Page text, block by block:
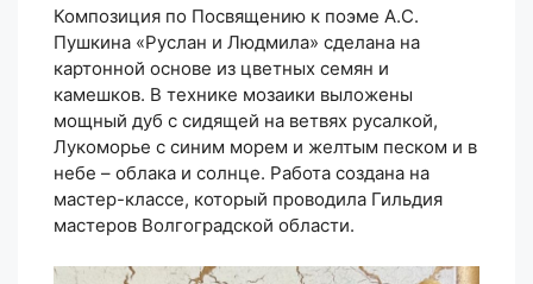
Композиция по Посвящению к поэме А.С.
Пушкина «Руслан и Людмила» сделана на
картонной основе из цветных семян и
камешков. В технике мозаики выложены
мощный дуб с сидящей на ветвях русалкой,
Лукоморье с синим морем и желтым песком и в
небе – облака и солнце. Работа создана на
мастер-классе, который проводила Гильдия
мастеров Волгоградской области.